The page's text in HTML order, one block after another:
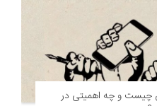
چیست و چه اهمیتی در